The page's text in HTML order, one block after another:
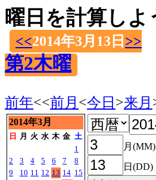
曜日を計算しよ
<<2014年3月13日 >>
第2木曜
前年<<前月 <今日 >来月
2014年3月
日 月 火 水 木 金 土
1
2
3 4 5 6 7
8
9
10 11 12 13 14 15
月(MM)
日(DD)